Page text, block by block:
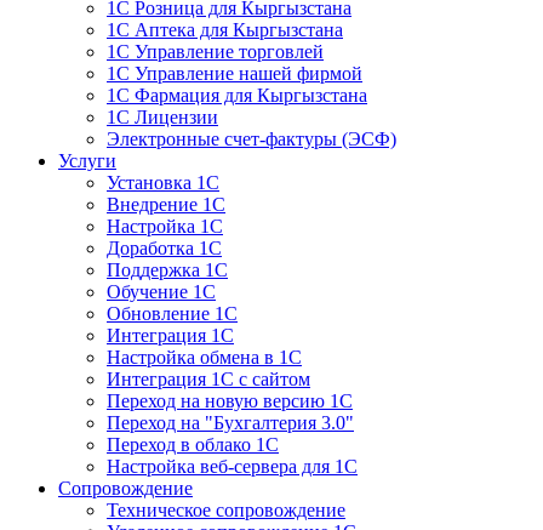
1С Розница для Кыргызстана
1С Аптека для Кыргызстана
1С Управление торговлей
1С Управление нашей фирмой
1С Фармация для Кыргызстана
1С Лицензии
Электронные счет-фактуры (ЭСФ)
Услуги
Установка 1С
Внедрение 1С
Настройка 1С
Доработка 1С
Поддержка 1С
Обучение 1С
Обновление 1С
Интеграция 1С
Настройка обмена в 1С
Интеграция 1С с сайтом
Переход на новую версию 1С
Переход на "Бухгалтерия 3.0"
Переход в облако 1С
Настройка веб-сервера для 1С
Сопровождение
Техническое сопровождение